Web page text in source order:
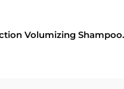
Volumizing Shampoo.